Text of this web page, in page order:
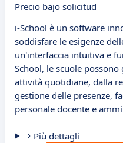
Precio bajo solicitud
i-School è un software
soddisfare le esigenze
un'interfaccia intuitiva e
School, le scuole
attività quotidiane, dalla
gestione delle presenze,
personale docente e
Più dettagli